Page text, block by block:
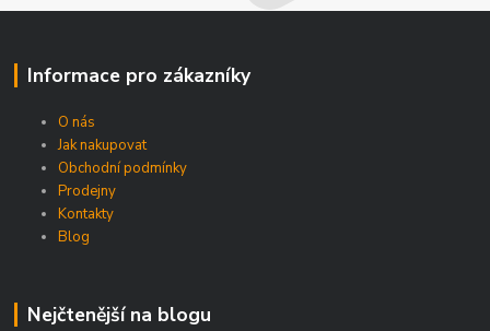
Informace pro zákazníky
O nás
Jak nakupovat
Obchodní podmínky
Prodejny
Kontakty
Blog
Nejčtenější na blogu